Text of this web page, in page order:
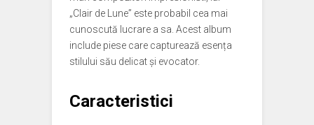
„Clair de Lune” este probabil cea mai
cunoscută lucrare a sa. Acest album
include piese care capturează esența
stilului său delicat și evocator.
Caracteristici